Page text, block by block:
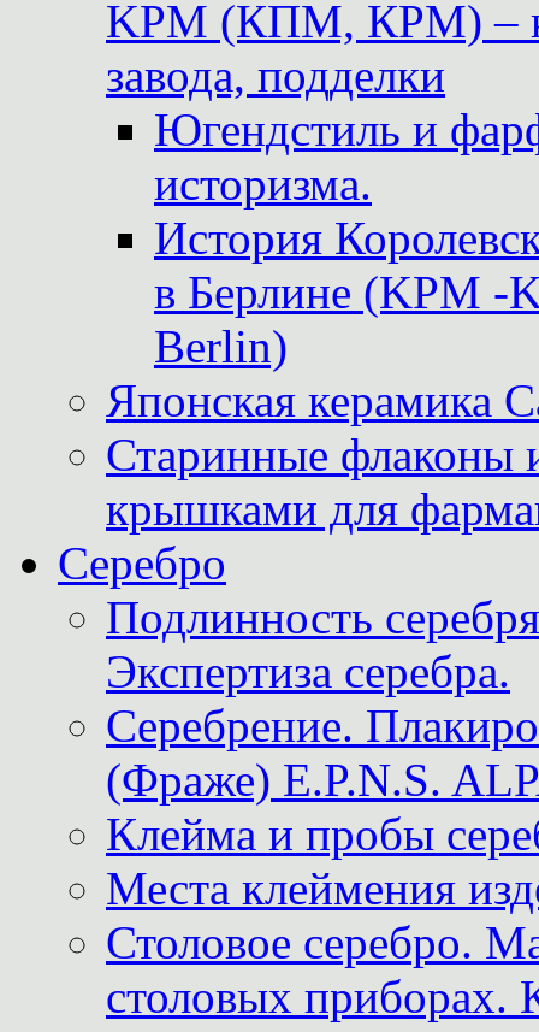
KPM (КПМ, КРМ) –
завода, подделки
Югендстиль и
историзма.
История
в Берлине (KPM -
Berlin)
Японская керамика
Старинные флаконы
крышками для
Серебро
Подлинность
Экспертиза серебра.
Серебрение.
(Фраже) E.P.N.S.
Клейма и пробы
Места клеймения
Столовое серебро.
столовых приборах.